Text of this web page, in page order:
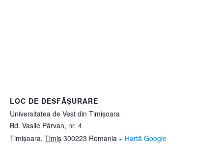
LOC DE DESFĂȘURARE
Universitatea de Vest din Timișoara
Bd. Vasile Pârvan, nr. 4
Timișoara, Timiș 300223 Romania + Hartă Google